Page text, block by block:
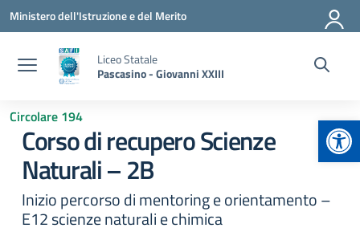
Vai ai contenuti
Vai al menu di navigazione
Vai al footer
Ministero dell'Istruzione e del Merito
Liceo Statale
Pascasino - Giovanni XXIII
Circolare 194
Corso di recupero Scienze
Naturali – 2B
Inizio percorso di mentoring e orientamento –
E12 scienze naturali e chimica